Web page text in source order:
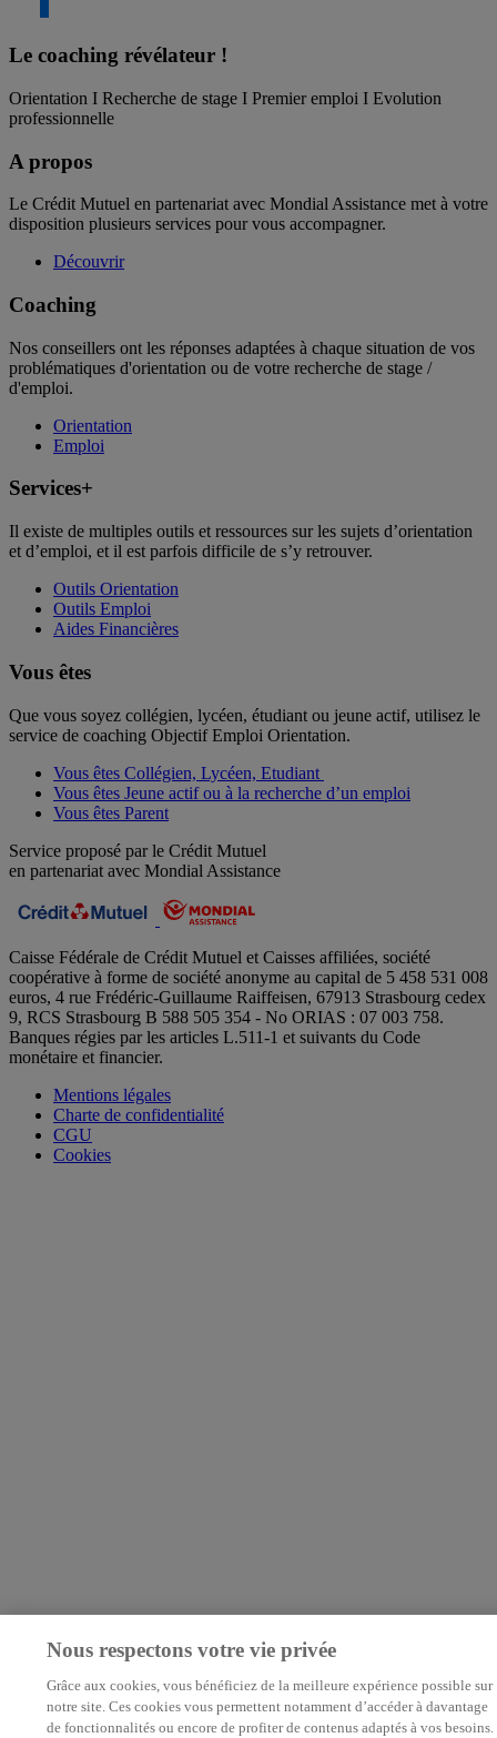
Le coaching révélateur !
Orientation I Recherche de stage I Premier emploi I Evolution
professionnelle
A propos
Le Crédit Mutuel en partenariat avec Mondial Assistance met à votre
disposition plusieurs services pour vous accompagner.
Découvrir
Coaching
Nos conseillers ont les réponses adaptées à chaque situation de vos
problématiques d'orientation ou de votre recherche de stage /
d'emploi.
Orientation
Emploi
Services+
Il existe de multiples outils et ressources sur les sujets d’orientation
et d’emploi, et il est parfois difficile de s’y retrouver.
Outils Orientation
Outils Emploi
Aides Financières
Vous êtes
Que vous soyez collégien, lycéen, étudiant ou jeune actif, utilisez le
service de coaching Objectif Emploi Orientation.
Vous êtes Collégien, Lycéen, Etudiant
Vous êtes Jeune actif ou à la recherche d’un emploi
Vous êtes Parent
Service proposé par le Crédit Mutuel
en partenariat avec Mondial Assistance
Caisse Fédérale de Crédit Mutuel et Caisses affiliées, société
coopérative à forme de société anonyme au capital de 5 458 531 008
euros, 4 rue Frédéric-Guillaume Raiffeisen, 67913 Strasbourg cedex
9, RCS Strasbourg B 588 505 354 - No ORIAS : 07 003 758.
Banques régies par les articles L.511-1 et suivants du Code
monétaire et financier.
Mentions légales
Charte de confidentialité
CGU
Cookies
Nous respectons votre vie privée
Grâce aux cookies, vous bénéficiez de la meilleure expérience possible sur
notre site. Ces cookies vous permettent notamment d’accéder à davantage
de fonctionnalités ou encore de profiter de contenus adaptés à vos besoins.